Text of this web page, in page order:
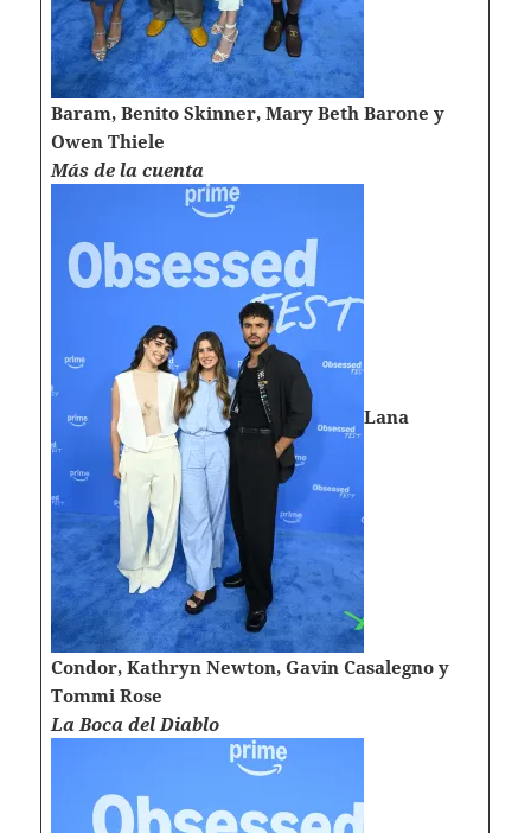
Baram, Benito Skinner, Mary Beth Barone y
Owen Thiele
Más de la cuenta
Lana
Condor, Kathryn Newton, Gavin Casalegno y
Tommi Rose
La Boca del Diablo